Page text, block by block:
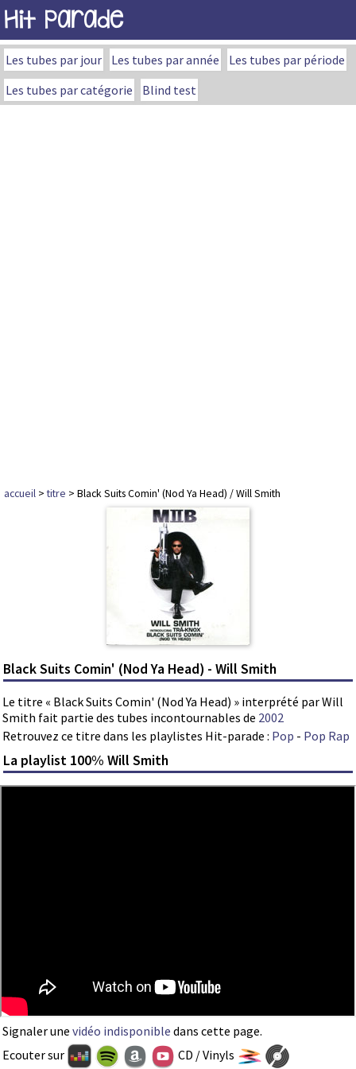
Hit Parade
Les tubes par jour Les tubes par année
Les tubes par période
Les tubes par catégorie
Blind test
accueil >titre > Black Suits Comin' (Nod Ya Head) / Will Smith
Black Suits Comin' (Nod Ya Head) - Will Smith
Le titre « Black Suits Comin' (Nod Ya Head) » interprété par Will
Smith fait partie des tubes incontournables de 2002
Retrouvez ce titre dans les playlistes Hit-parade : Pop - Pop Rap
La playlist 100% Will Smith
Signaler une vidéo indisponible dans cette page.
Ecouter sur
CD / Vinyls